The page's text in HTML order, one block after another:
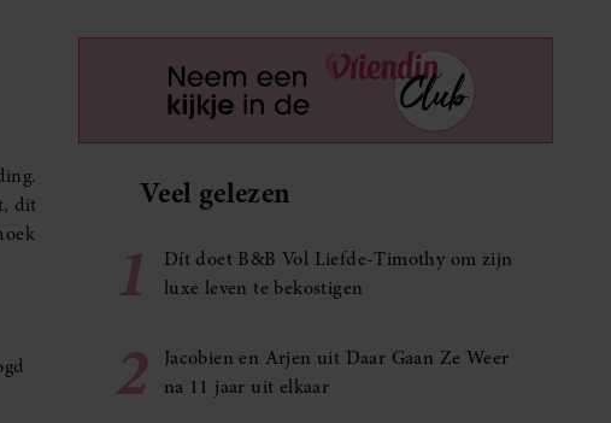
dit
Veel gelezen
1
Dít doet B&B Vol Liefde-Timothy om zijn
luxe leven te bekostigen
2
Jacobien en Arjen uit Daar Gaan Ze Weer
na 11 jaar uit elkaar